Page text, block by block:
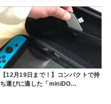
【12月19日まで！】コンパクトで持
ち運びに適した「miniDO…